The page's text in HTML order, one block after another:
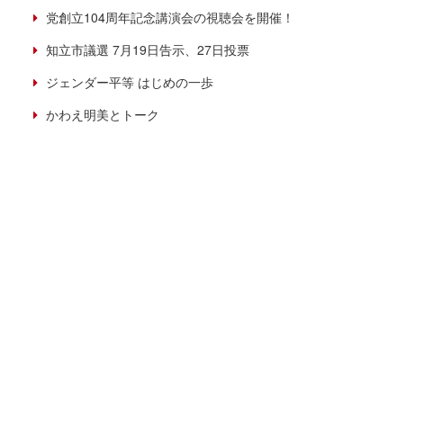
党創立104周年記念講演会の視聴会を開催！
知立市議選 7月19日告示、27日投票
ジェンダー平等 はじめの一歩
かわえ明美とトーク